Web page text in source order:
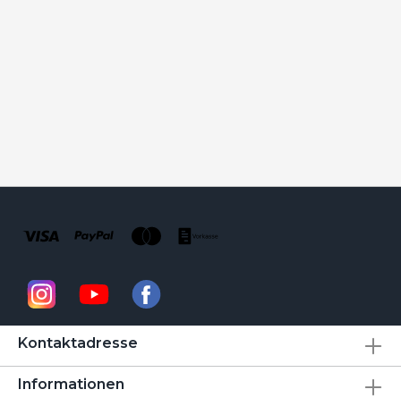
Kontaktadresse
Informationen